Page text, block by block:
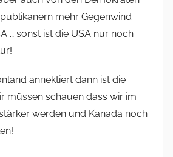
mehr Gegenwind
… sonst ist die USA nur noch
annektiert dann ist die
müssen schauen dass wir im
werden und Kanada noch